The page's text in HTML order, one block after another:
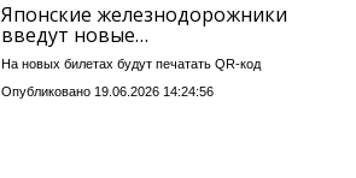
Японские железнодорожники
введут новые…
На новых билетах будут печатать QR-код
Опубликовано 19.06.2026 14:24:56